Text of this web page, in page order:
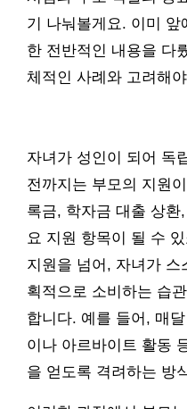
기 나눠볼게요. 이미 앞
한 전반적인 내용을 다
체적인 사례와 고려해
자녀가 성인이 되어 독
전까지는 부모의 지원
록금, 학자금 대출 상
요 지원 항목이 될 수
지원을 넘어, 자녀가 스
획적으로 소비하는 습
합니다. 예를 들어, 매
이나 아르바이트 활동
을 얻도록 격려하는 방